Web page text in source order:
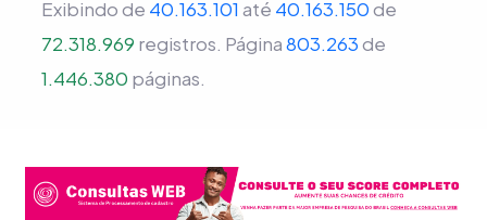
Exibindo de 40.163.101 até 40.163.150de
72.318.969 registros. Página803.263de
1.446.380 páginas.